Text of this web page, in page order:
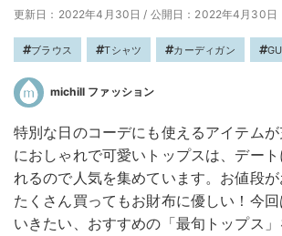
更新日：2022年4月30日 / 公開日：2022年4月30日
ブラウス Tシャツ カーディガン GU
michill ファッション
特別な日のコーデにも使えるアイテム
におしゃれで可愛いトップスは、デート
れるので人気を集めています。お値段が
たくさん買ってもお財布に優しい！今
いきたい、おすすめの「最旬トップス